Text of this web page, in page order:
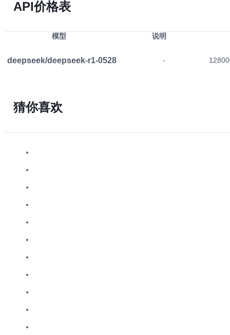
API价格表
模型 说明
deepseek/deepseek-r1-0528 -
猜你喜欢